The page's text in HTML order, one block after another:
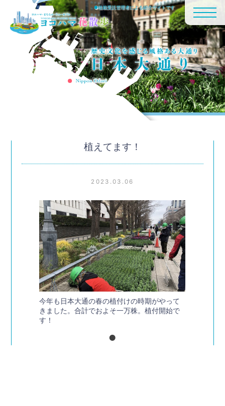
●植栽受託管理者による紹介サイトです
植えてます！
2023.03.06
今年も日本大通の春の植付けの時期がやって
きました。合計でおよそ一万株。植付開始で
す！